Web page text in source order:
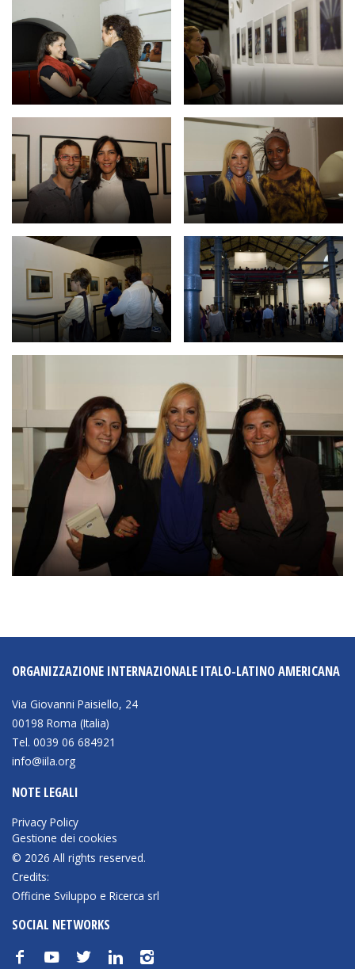
ORGANIZZAZIONE INTERNAZIONALE ITALO-LATINO AMERICANA
Via Giovanni Paisiello, 24
00198 Roma (Italia)
Tel. 0039 06 684921
info@iila.org
NOTE LEGALI
Privacy Policy
Gestione dei cookies
© 2026 All rights reserved.
Credits:
Officine Sviluppo e Ricerca srl
SOCIAL NETWORKS
f y t n i